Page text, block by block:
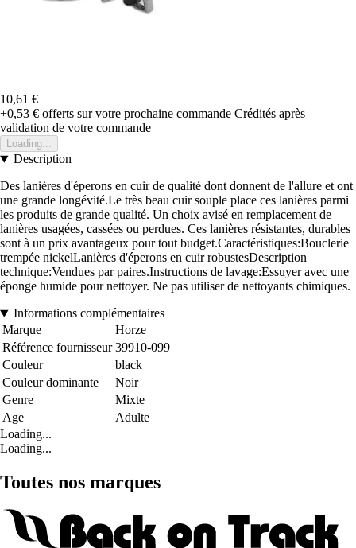
10,61 €
+0,53 € offerts sur votre prochaine commande Crédités après
validation de votre commande
Loading...
Description
Des lanières d'éperons en cuir de qualité dont donnent de l'allure et ont
une grande longévité.Le très beau cuir souple place ces lanières parmi
les produits de grande qualité. Un choix avisé en remplacement de
lanières usagées, cassées ou perdues. Ces lanières résistantes, durables
sont à un prix avantageux pour tout budget.Caractéristiques:Bouclerie
trempée nickelLanières d'éperons en cuir robustesDescription
technique:Vendues par paires.Instructions de lavage:Essuyer avec une
éponge humide pour nettoyer. Ne pas utiliser de nettoyants chimiques.
Informations complémentaires
Marque
Horze
Référence fournisseur 39910-099
Couleur
black
Couleur dominante
Noir
Genre
Mixte
Age
Adulte
Loading...
Loading...
Toutes nos marques